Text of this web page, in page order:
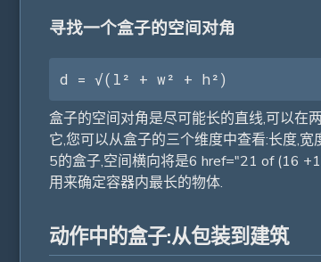
寻找一个盒子的空间对角
d = √(l² + w² + h²)
盒子的空间对角是尽可能长的直线,可以在
它,您可以从盒子的三个维度中查看:长度,
5的盒子,空间横向将是6 href="21 of (16
用来确定容器内最长的物体.
动作中的盒子:从包装到建筑